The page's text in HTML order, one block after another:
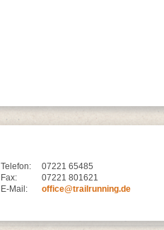
Telefon:
07221 65485
Fax:
07221 801621
E-Mail:
office@trailrunning.de